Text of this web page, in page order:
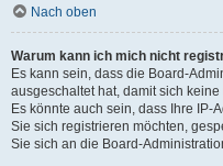
Nach oben
Warum kann ich mich nicht
Es kann sein, dass die Board-
ausgeschaltet hat, damit sich
Es könnte auch sein, dass Ihre IP-
Sie sich registrieren möchten,
Sie sich an die Board-